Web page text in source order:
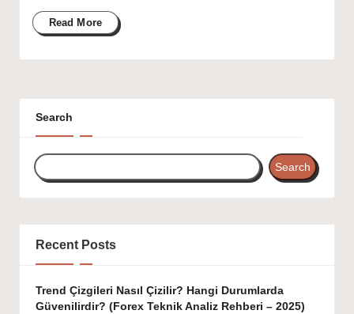
Read More
Search
Search
Recent Posts
Trend Çizgileri Nasıl Çizilir? Hangi Durumlarda
Güvenilirdir? (Forex Teknik Analiz Rehberi – 2025)